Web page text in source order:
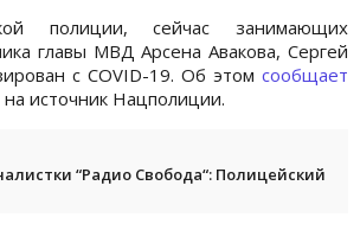
полиции, сейчас занимающих
главы МВД Арсена Авакова, Сергей
с COVID-19. Об этом сообщает
на источник Нацполиции.
“Радио Свобода“: Полицейский